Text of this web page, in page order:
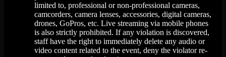
limited to, professional or non-professional cameras,
camcorders, camera lenses, accessories, digital cameras,
drones, GoPros, etc. Live streaming via mobile phones
is also strictly prohibited. If any violation is discovered,
staff have the right to immediately delete any audio or
video content related to the event, deny the violator re-